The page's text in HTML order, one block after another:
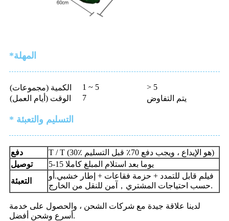
*المهلة
الكمية (مجموعات) 1 ~ 5
> 5
الوقت (أيام العمل)
7 يتم التفاوض
* التسليم والتعبئة
دفع
T / T (30٪ هو الإيداع ، ويجب دفع 70٪ قبل التسليم)
توصيل
5-15 يوما بعد استلام المبلغ كاملا
التعبئة
فيلم قابل للتمدد + حزمة فقاعات + إطار خشبي.أو
حسب احتياجات المشتري ， آمن للنقل من الخارج.
لدينا علاقة جيدة مع شركات الشحن ، والحصول على خدمة
أسرع وشحن أفضل.